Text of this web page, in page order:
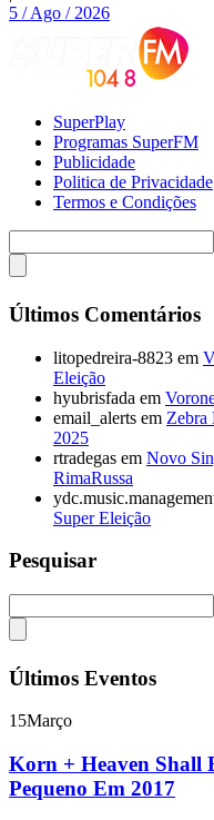
5 / Ago / 2026
SuperPlay
Programas SuperFM
Publicidade
Politica de Privacidade
Termos e Condições
Últimos Comentários
litopedreira-8823 em
Eleição
hyubrisfada em
email_alerts em Zebra
2025
rtradegas em Novo
RimaRussa
Super Eleição
Pesquisar
Últimos Eventos
15Março
Korn + Heaven Shall
Pequeno Em 2017